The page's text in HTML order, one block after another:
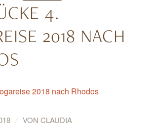
4.
2018 NACH
2018 nach Rhodos
/ VON CLAUDIA